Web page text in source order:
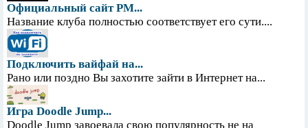
Официальный сайт PM...
Название клуба полностью соответствует его сути....
Подключить вайфай на...
Рано или поздно Вы захотите зайти в Интернет на...
Игра Doodle Jump...
Doodle Jump завоевала свою популярность не на